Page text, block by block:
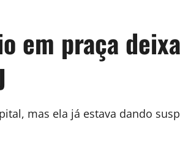
em praça
mas ela já estava dando